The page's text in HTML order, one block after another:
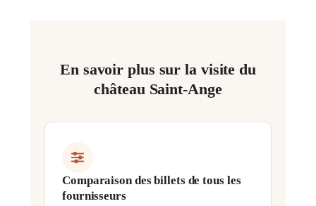
En savoir plus sur la visite du
château Saint-Ange
Comparaison des billets de tous les
fournisseurs